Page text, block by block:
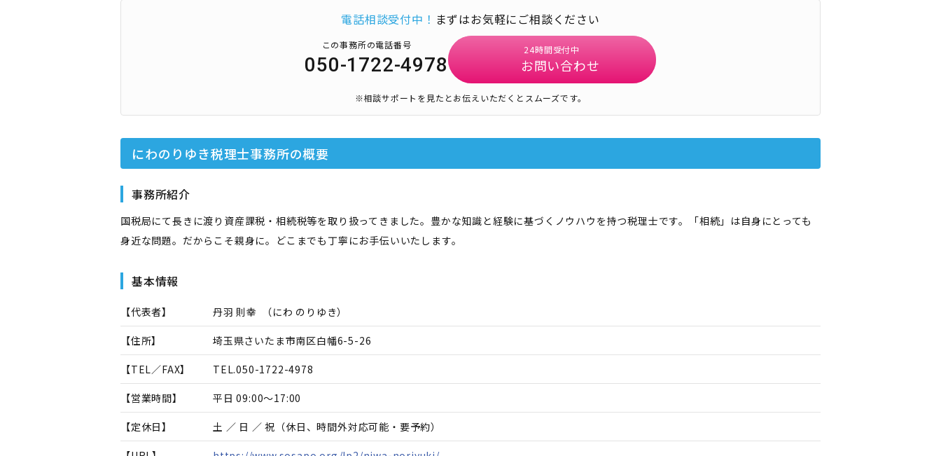
電話相談受付中！ まずはお気軽にご相談ください
この事務所の電話番号
050-1722-4978
24時間受付中
お問い合わせ
※相談サポートを見たとお伝えいただくとスムーズです。
にわのりゆき税理士事務所の概要
事務所紹介
国税局にて長きに渡り資産課税・相続税等を取り扱ってきました。豊かな知識と経験に基づくノウハウを持つ税理士です。「相続」は自身にとっても
身近な問題。だからこそ親身に。どこまでも丁寧にお手伝いいたします。
基本情報
【代表者】 丹羽 則幸 （にわ のりゆき）
【住所】 埼玉県さいたま市南区白幡6-5-26
【TEL／FAX】 TEL.050-1722-4978
【営業時間】 平日 09:00～17:00
【定休日】 土 ／ 日 ／ 祝（休日、時間外対応可能・要予約）